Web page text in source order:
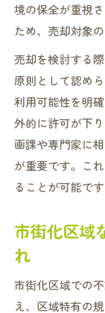
境の保全が重視
ため、売却対象
売却を検討する
原則として認め
利用可能性を明
外的に許可が下
画課や専門家に
が重要です。こ
ることが可能です
市街化区域
れ
市街化区域での
え、区域特有の